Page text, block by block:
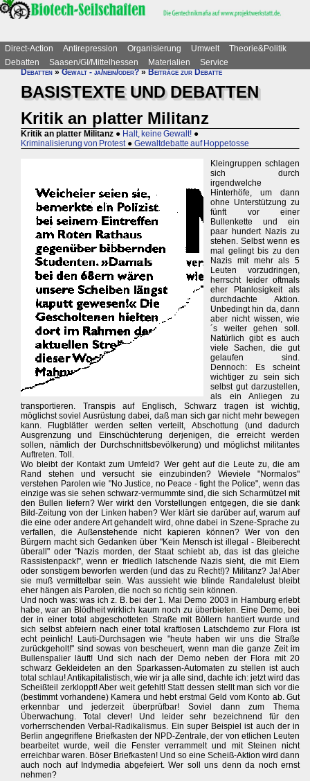
Direct-Action Antirepression Organisierung Umwelt
Theorie&Politik
Debatten
Saasen/GI/Mittelhessen Materialien
Service
Debatten»Gewalt - ja/nein/oder?»Beiträge zur Debatte
BASISTEXTE UND DEBATTEN
Kritik an platter Militanz
Kritik an platter Militanz ● Halt, keine Gewalt! ●
Kriminalisierung von Protest ● Gewaltdebatte auf Hoppetosse
Kleingruppen schlagen
sich durch
irgendwelche
Hinterhöfe, um dann
ohne Unterstützung zu
fünft vor einer
Bullenkette und ein
paar hundert Nazis zu
stehen. Selbst wenn es
mal gelingt bis zu den
Nazis mit mehr als 5
Leuten vorzudringen,
herrscht leider oftmals
eher Planlosigkeit als
durchdachte Aktion.
Unbedingt hin da, dann
aber nicht wissen, wie
´s weiter gehen soll.
Natürlich gibt es auch
viele Sachen, die gut
gelaufen sind.
Dennoch: Es scheint
wichtiger zu sein sich
selbst gut darzustellen,
als ein Anliegen zu
transportieren. Transpis auf Englisch, Schwarz tragen ist wichtig,
möglichst soviel Ausrüstung dabei, daß man sich gar nicht mehr bewegen
kann. Flugblätter werden selten verteilt, Abschottung (und dadurch
Ausgrenzung und Einschüchterung derjenigen, die erreicht werden
sollen, nämlich der Durchschnittsbevölkerung) und möglichst militantes
Auftreten. Toll.
Wo bleibt der Kontakt zum Umfeld? Wer geht auf die Leute zu, die am
Rand stehen und versucht sie einzubinden? Wieviele "Normalos"
verstehen Parolen wie "No Justice, no Peace - fight the Police", wenn das
einzige was sie sehen schwarz-vermummte sind, die sich Scharmützel mit
den Bullen liefern? Wer wirkt den Vorstellungen entgegen, die sie dank
Bild-Zeitung von der Linken haben? Wer klärt sie darüber auf, warum auf
die eine oder andere Art gehandelt wird, ohne dabei in Szene-Sprache zu
verfallen, die Außenstehende nicht kapieren können? Wer von den
Bürgern macht sich Gedanken über "Kein Mensch ist illegal - Bleiberecht
überall" oder "Nazis morden, der Staat schiebt ab, das ist das gleiche
Rassistenpack!", wenn er friedlich latschende Nazis sieht, die mit Eiern
oder sonstigem beworfen werden (und das zu Recht!)? Militanz? Ja! Aber
sie muß vermittelbar sein. Was aussieht wie blinde Randalelust bleibt
eher hängen als Parolen, die noch so richtig sein können.
Und noch was: was ich z. B. bei der 1. Mai Demo 2003 in Hamburg erlebt
habe, war an Blödheit wirklich kaum noch zu überbieten. Eine Demo, bei
der in einer total abgeschotteten Straße mit Böllern hantiert wurde und
sich selbst abfeiern nach einer total kraftlosen Latschdemo zur Flora ist
echt peinlich! Lauti-Durchsagen wie "heute haben wir uns die Straße
zurückgeholt!" sind sowas von bescheuert, wenn man die ganze Zeit im
Bullenspalier läuft! Und sich nach der Demo neben der Flora mit 20
schwarz Gekleideten an den Sparkassen-Automaten zu stellen ist auch
total schlau! Antikapitalistisch, wie wir ja alle sind, dachte ich: jetzt wird das
Scheißteil zerkloppt! Aber weit gefehlt! Statt dessen stellt man sich vor die
(bestimmt vorhandene) Kamera und hebt erstmal Geld vom Konto ab. Gut
erkennbar und jederzeit überprüfbar! Soviel dann zum Thema
Überwachung. Total clever! Und leider sehr bezeichnend für den
vorherrschenden Verbal-Radikalismus. Ein super Beispiel ist auch der in
Berlin angegriffene Briefkasten der NPD-Zentrale, der von etlichen Leuten
bearbeitet wurde, weil die Fenster verrammelt und mit Steinen nicht
erreichbar waren. Böser Briefkasten! Und so eine Scheiß-Aktion wird dann
auch noch auf Indymedia abgefeiert. Wer soll uns denn da noch ernst
nehmen?